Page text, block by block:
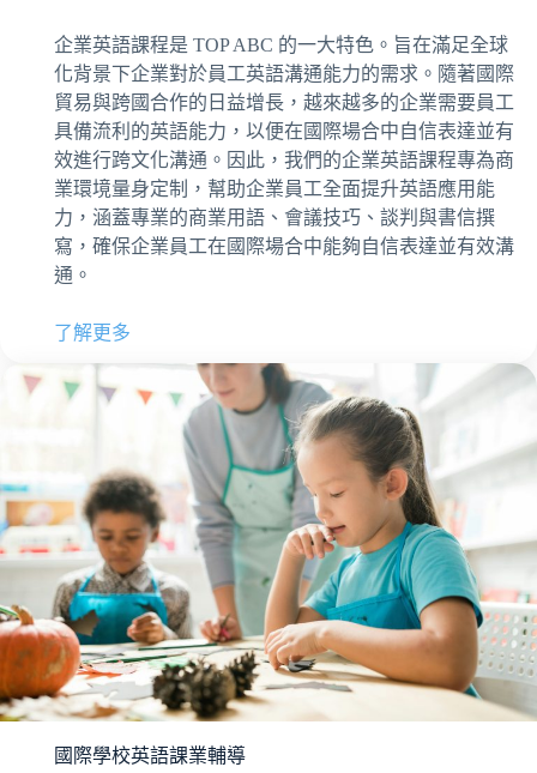
企業英語課程是 TOP ABC 的一大特色。旨在滿足全球
化背景下企業對於員工英語溝通能力的需求。隨著國際
貿易與跨國合作的日益增長，越來越多的企業需要員工
具備流利的英語能力，以便在國際場合中自信表達並有
效進行跨文化溝通。因此，我們的企業英語課程專為商
業環境量身定制，幫助企業員工全面提升英語應用能
力，涵蓋專業的商業用語、會議技巧、談判與書信撰
寫，確保企業員工在國際場合中能夠自信表達並有效溝
通。
了解更多
國際學校英語課業輔導